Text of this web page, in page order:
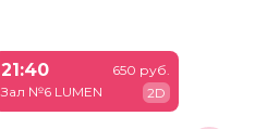
21:40
Зал №6 LUMEN
650 руб.
2D